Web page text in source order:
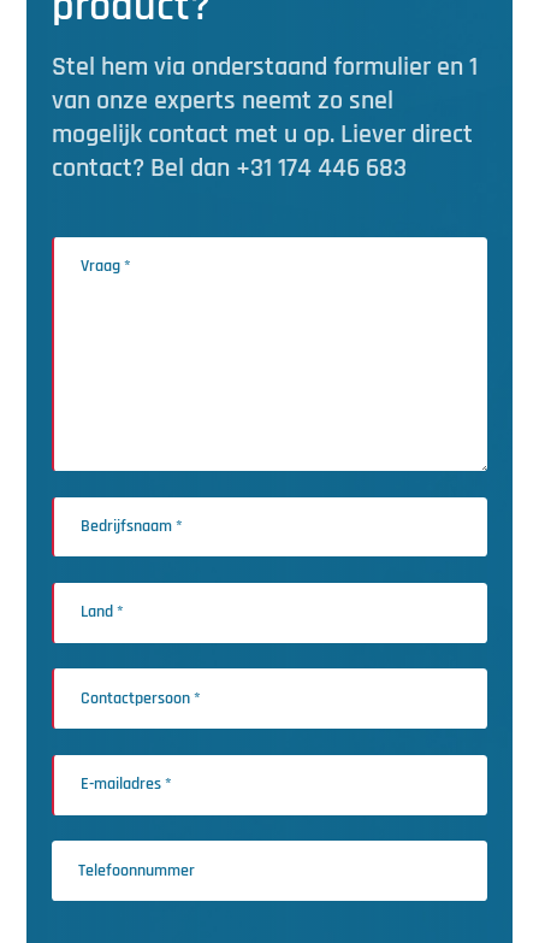
Stel hem via onderstaand formulier en 1
van onze experts neemt zo snel
mogelijk contact met u op. Liever direct
contact? Bel dan +31 174 446 683